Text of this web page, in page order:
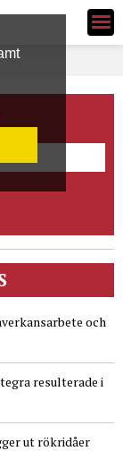
och
resulterade i
ut rökridåer